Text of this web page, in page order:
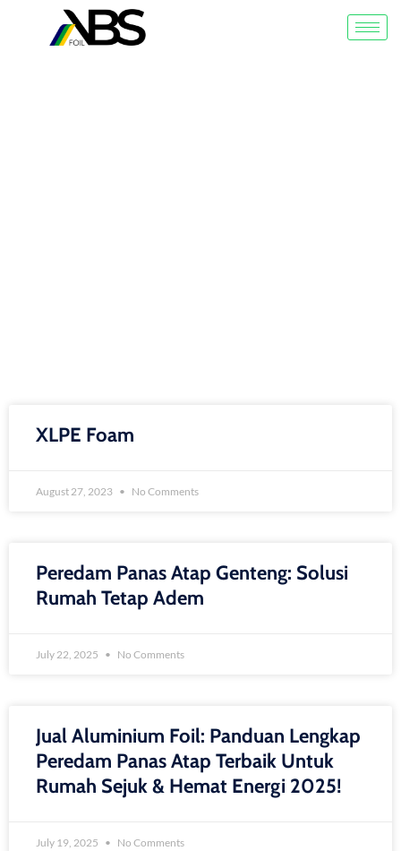
XLPE Foam
August 27, 2023 No Comments
Peredam Panas Atap Genteng: Solusi
Rumah Tetap Adem
July 22, 2025 No Comments
Jual Aluminium Foil: Panduan Lengkap
Peredam Panas Atap Terbaik Untuk
Rumah Sejuk & Hemat Energi 2025!
July 19, 2025 No Comments